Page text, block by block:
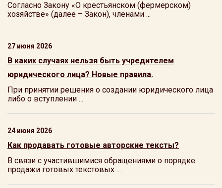
Согласно Закону «О крестьянском (фермерском)
хозяйстве» (далее – Закон), членами ...
27 июня 2026
В каких случаях нельзя быть учредителем
юридического лица? Новые правила.
При принятии решения о создании юридического лица
либо о вступлении ...
24 июня 2026
Как продавать готовые авторские тексты?
В связи с участившимися обращениями о порядке
продажи готовых текстовых ...